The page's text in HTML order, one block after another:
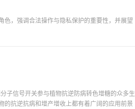
，强调合法操作与隐私保护的重要性，并展望
子信号开关参与植物抗逆防病转色增糖的众多生
抗逆抗病和增产增收上都有着广阔的应用前景